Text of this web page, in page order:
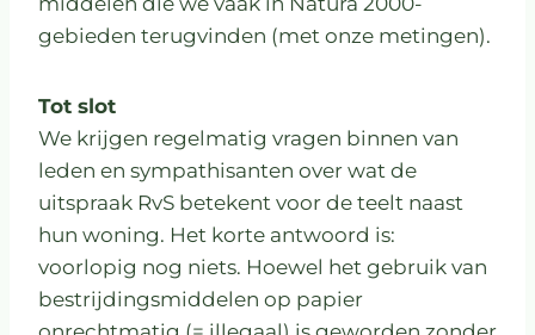
gebieden terugvinden (met onze metingen).
Tot slot
We krijgen regelmatig vragen binnen van
leden en sympathisanten over wat de
uitspraak RvS betekent voor de teelt naast
hun woning. Het korte antwoord is:
voorlopig nog niets. Hoewel het gebruik van
bestrijdingsmiddelen op papier